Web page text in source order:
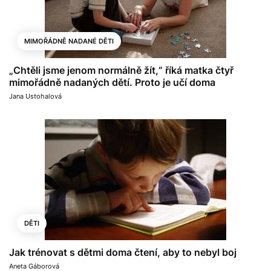
MIMOŘÁDNĚ NADANÉ DĚTI
„Chtěli jsme jenom normálně žít,“ říká matka čtyř
mimořádně nadaných dětí. Proto je učí doma
Jana Ustohalová
DĚTI
Jak trénovat s dětmi doma čtení, aby to nebyl boj
Aneta Gáborová